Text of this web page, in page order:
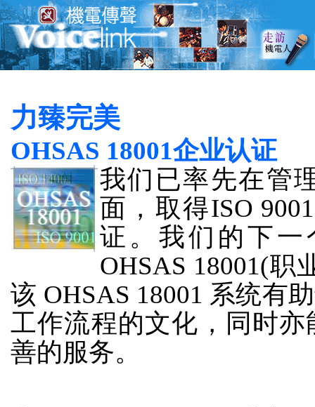
力臻完美
OHSAS 18001企业认证
我们已率先在管
面，取得ISO
证。我们的下一
OHSAS 18001(
该 OHSAS 18001 系统有
工作流程的文化，同时
善的服务。